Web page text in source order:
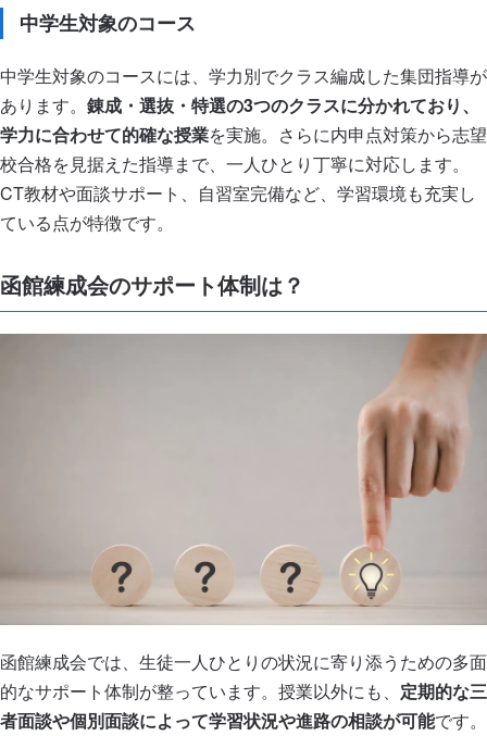
中学生対象のコース
中学生対象のコースには、学力別でクラス編成した集団指導が
あります。 錬成・選抜・特選の3つのクラスに分かれており、
学力に合わせて的確な授業を実施。さらに内申点対策から志望
校合格を見据えた指導まで、一人ひとり丁寧に対応します。
CT教材や面談サポート、自習室完備など、学習環境も充実し
ている点が特徴です。
函館練成会のサポート体制は？
函館練成会では、生徒一人ひとりの状況に寄り添うための多面
的なサポート体制が整っています。授業以外にも、 定期的な三
者面談や個別面談によって学習状況や進路の相談が可能です。